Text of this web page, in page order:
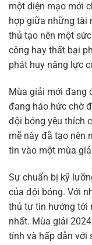
một diện mạo mới
hợp giữa những tài
thủ tạo nên một
công hay thất bại
phát huy năng lực
Mùa giải mới đang
đang háo hức chờ
đội bóng yêu thích
mẽ này đã tạo nên
tin vào một mùa
Sự chuẩn bị kỹ
của đội bóng. Với
thủ tự tin hướng tới
nhất. Mùa giải
tính và hấp dẫn với